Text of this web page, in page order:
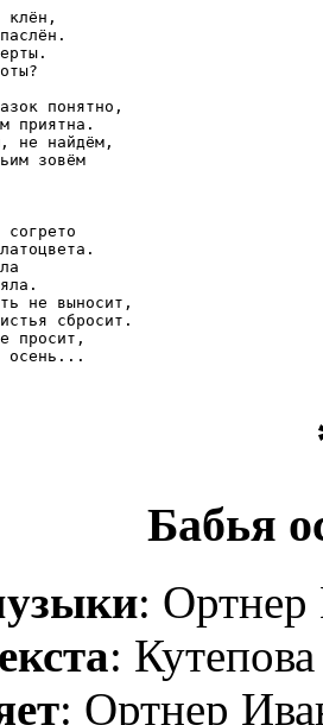
клён,
понятно,
приятна.
не найдём,
зовём
не выносит,
сбросит.
просит,
осень...
Бабья
: Ортнер
:
: Ортнер